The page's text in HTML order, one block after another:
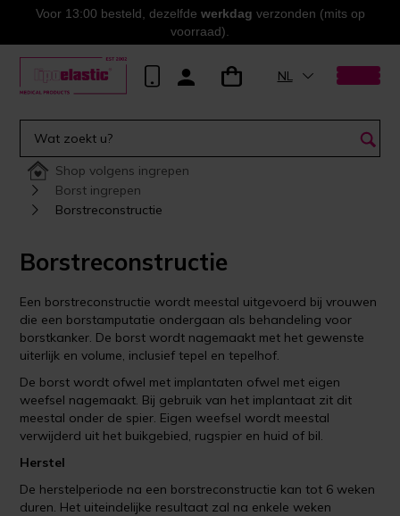
Voor 13:00 besteld, dezelfde werkdag verzonden (mits op
voorraad).
NL
Shop volgens ingrepen
Borst ingrepen
Borstreconstructie
Borstreconstructie
Een borstreconstructie wordt meestal uitgevoerd bij vrouwen
die een borstamputatie ondergaan als behandeling voor
borstkanker. De borst wordt nagemaakt met het gewenste
uiterlijk en volume, inclusief tepel en tepelhof.
De borst wordt ofwel met implantaten ofwel met eigen
weefsel nagemaakt. Bij gebruik van het implantaat zit dit
meestal onder de spier. Eigen weefsel wordt meestal
verwijderd uit het buikgebied, rugspier en huid of bil.
Herstel
De herstelperiode na een borstreconstructie kan tot 6 weken
duren. Het uiteindelijke resultaat zal na enkele weken